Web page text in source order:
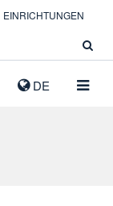
DE
EINRICHTUNGEN